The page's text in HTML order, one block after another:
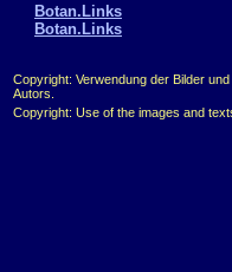
Botan.Links
Botan.Links
Copyright: Verwendung der Bilder
Autors.
Copyright: Use of the images and